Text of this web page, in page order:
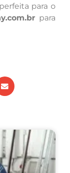
para o
para